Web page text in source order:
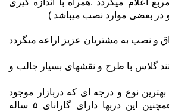
بعضی موارد نصب میباشد )
و نصب به مشتریان عزیز اراعه میگردد
میل استند گلاس با طرح و نقشهای بسیار جالب و
بهترین نوع و درجه ای که دربازار موجود
میباشد تهیه میگردد .همچنین این دربها دارای گارانای ۵ ساله